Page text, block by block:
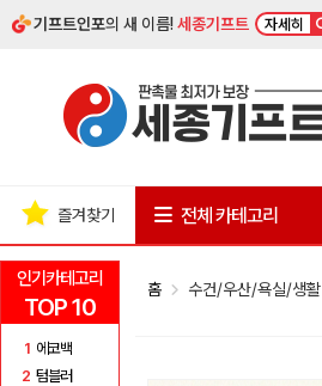
기프트인포의 새 이름!세종기프트 자세히
인기카테고리
TOP 10
1 에코백
2 텀블러
즐겨찾기 전체 카테고리
홈 수건/우산/욕실/생활